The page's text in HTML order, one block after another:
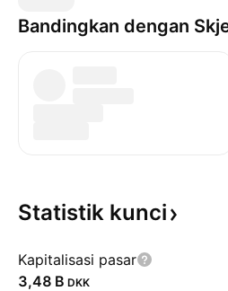
Bandingkan dengan
Statistik kunci
Kapitalisasi pasar
‪3,48 B‬ DKK